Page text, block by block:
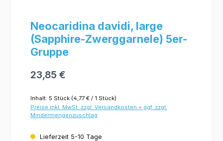
Neocaridina davidi, large
(Sapphire-Zwerggarnele) 5er-
Gruppe
23,85 €
Inhalt: 5 Stück (4,77 € / 1 Stück)
Preise inkl. MwSt. zzgl. Versandkosten + ggf. zzgl.
Mindermengenzuschlag
Lieferzeit 5-10 Tage